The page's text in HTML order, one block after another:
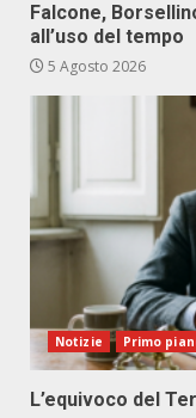
Falcone,
all’uso del tempo
5 Agosto 2026
Notizie Primo
L’equivoco del